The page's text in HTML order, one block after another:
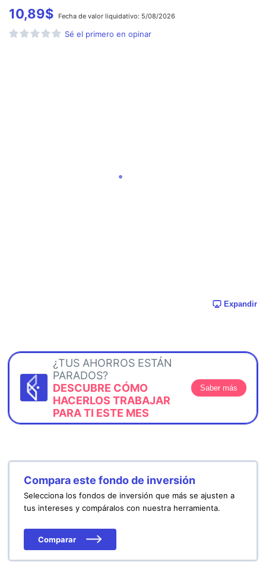
10,89$ Fecha de valor liquidativo: 5/08/2026
Sé el primero en opinar
Expandir
¿TUS AHORROS ESTÁN
PARADOS?
DESCUBRE CÓMO
HACERLOS TRABAJAR
PARA TI ESTE MES
Saber más
Compara este fondo de inversión
Selecciona los fondos de inversión que más se ajusten a
tus intereses y compáralos con nuestra herramienta.
Comparar